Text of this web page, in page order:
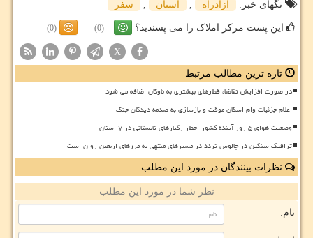
تگهای خبر:
آزادراه , استان , سفر
این پست مرکز املاک را می پسندید؟ (0)
(0)
X
تازه ترین مطالب مرتبط
در صورت افزایش تقاضا، قطارهای بیشتری به ناوگان اضافه می شود
اعلام جزئیات وام اسکان موقت و بازسازی به صدمه دیدگان جنگ
وضعیت هوای ۵ روز آینده کشور اخطار رگبارهای تابستانی در ۷ استان
ترافیک سنگین در چالوس تردد در مسیرهای منتهی به مرزهای اربعین روان است
نظرات بینندگان در مورد این مطلب
نظر شما در مورد این مطلب
نام: